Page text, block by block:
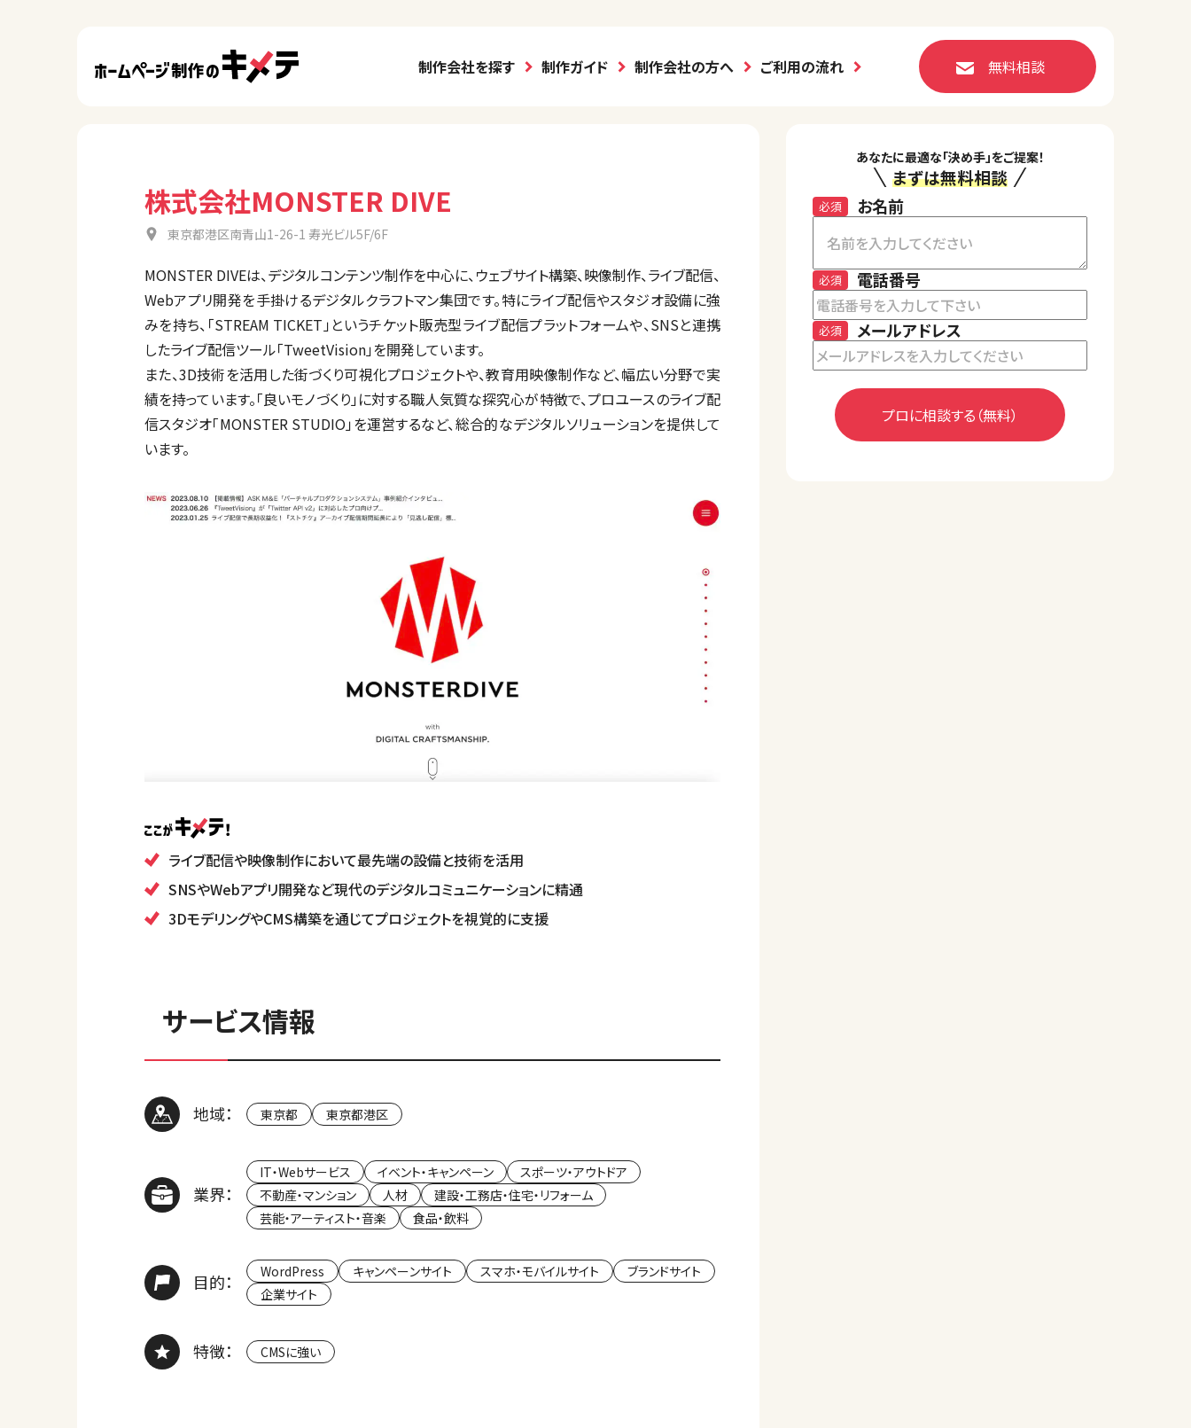
制作会社を探す 制作ガイド 制作会社の方へ ご利用の流れ 無料相談
株式会社MONSTER DIVE
東京都港区南青山1-26-1 寿光ビル5F/6F
MONSTER DIVEは、デジタルコンテンツ制作を中心に、ウェブサイト構築、映像制作、ライブ配信、
Webアプリ開発を手掛けるデジタルクラフトマン集団です。特にライブ配信やスタジオ設備に強
みを持ち、「STREAM TICKET」というチケット販売型ライブ配信プラットフォームや、SNSと連携
したライブ配信ツール「TweetVision」を開発しています。
また、3D技術を活用した街づくり可視化プロジェクトや、教育用映像制作など、幅広い分野で実
績を持っています。「良いモノづくり」に対する職人気質な探究心が特徴で、プロユースのライブ配
信スタジオ「MONSTER STUDIO」を運営するなど、総合的なデジタルソリューションを提供して
います。
ライブ配信や映像制作において最先端の設備と技術を活用
SNSやWebアプリ開発など現代のデジタルコミュニケーションに精通
3DモデリングやCMS構築を通じてプロジェクトを視覚的に支援
サービス情報
地域： 東京都 東京都港区
業界：
IT・Webサービス イベント・キャンペーン
スポーツ・アウトドア
不動産・マンション
人材
建設・工務店・住宅・リフォーム
芸能・アーティスト・音楽
食品・飲料
目的： WordPress キャンペーンサイト スマホ・モバイルサイト
ブランドサイト
企業サイト
特徴： CMSに強い
あなたに最適な「決め手」をご提案！
まずは無料相談
お名前
必須
電話番号
必須
メールアドレス
必須